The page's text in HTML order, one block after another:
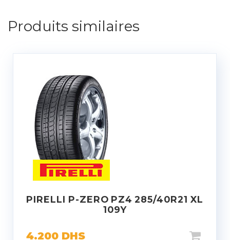
Produits similaires
PIRELLI P-ZERO PZ4 285/40R21 XL
109Y
4.200 DHS